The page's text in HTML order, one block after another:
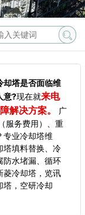
却塔是否面临维
意?现在就来电
决方案。
广
服务费用）、重
专业冷却塔维
塔填料替换、冷
防水堵漏、循环
菱冷却塔，览讯
塔，空研冷却